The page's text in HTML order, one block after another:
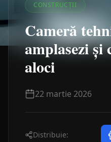
CONSTRUCȚII
Cameră
amplasezi
aloci
22 martie 2026
Distribuie: